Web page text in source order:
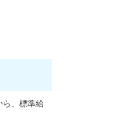
、標準給